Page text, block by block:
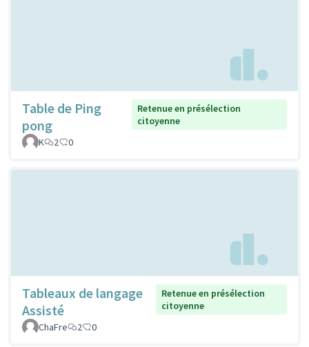
Table de Ping
pong
Retenue en présélection
citoyenne
K
2 0
Tableaux de langage
Assisté
Retenue en présélection
citoyenne
ChaFre
2 0